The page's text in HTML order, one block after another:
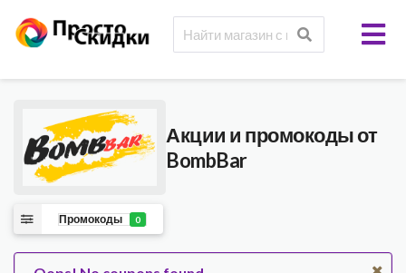
Акции и промокоды от
BombBar
Промокоды 0